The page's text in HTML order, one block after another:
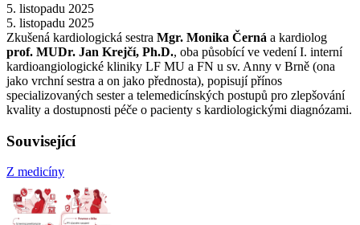
5. listopadu 2025
5. listopadu 2025
Zkušená kardiologická sestra Mgr. Monika Černá a kardiolog
prof. MUDr. Jan Krejčí, Ph.D., oba působící ve vedení I. interní
kardioangiologické kliniky LF MU a FN u sv. Anny v Brně (ona
jako vrchní sestra a on jako přednosta), popisují přínos
specializovaných sester a telemedicínských postupů pro zlepšování
kvality a dostupnosti péče o pacienty s kardiologickými diagnózami.
Související
Z medicíny